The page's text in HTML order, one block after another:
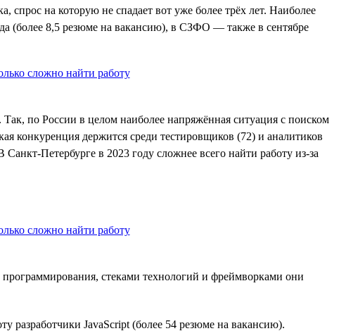
на которую не спадает вот уже более трёх лет. Наиболее
(более 8,5 резюме на вакансию), в СЗФО — также в сентябре
по России в целом наиболее напряжённая ситуация с поиском
конкуренция держится среди тестировщиков (72) и аналитиков
Петербурге в 2023 году сложнее всего найти работу из-за
стеками технологий и фреймворками они
разработчики JavaScript (более 54 резюме на вакансию).